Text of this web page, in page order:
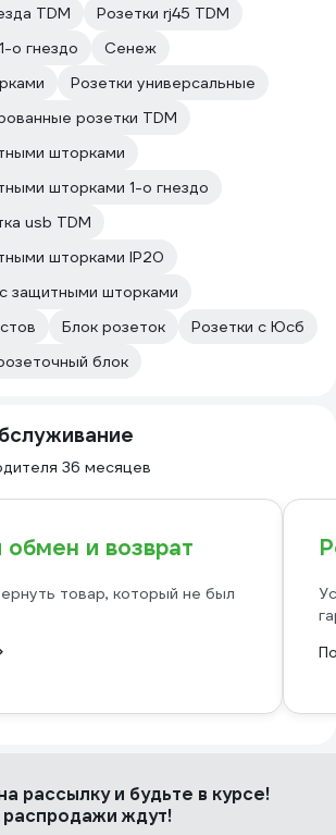
TDM
Розетки rj45 TDM
о гнездо
Сенеж
Розетки универсальные
розетки TDM
шторками
шторками 1-о гнездо
usb TDM
шторками IP20
защитными шторками
Блок розеток
Розетки с Юсб
блок
36 месяцев
обмен и возврат
товар, который не был
рассылкуи будьте в курсе!
распродажи ждут!